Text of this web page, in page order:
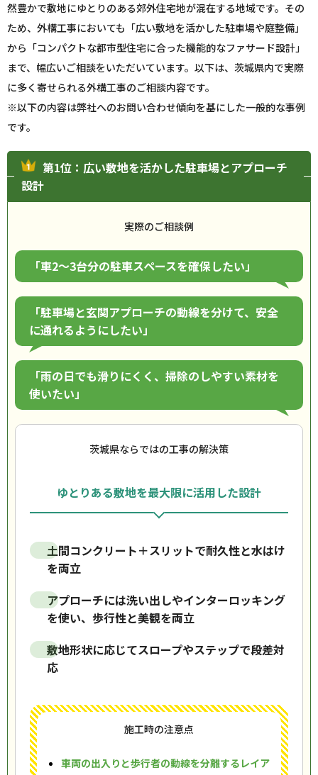
然豊かで敷地にゆとりのある郊外住宅地が混在する地域です。その
ため、外構工事においても「広い敷地を活かした駐車場や庭整備」
から「コンパクトな都市型住宅に合った機能的なファサード設計」
まで、幅広いご相談をいただいています。以下は、茨城県内で実際
に多く寄せられる外構工事のご相談内容です。
※以下の内容は弊社へのお問い合わせ傾向を基にした一般的な事例
です。
第1位：広い敷地を活かした駐車場とアプローチ
設計
実際のご相談例
「車2〜3台分の駐車スペースを確保したい」
「駐車場と玄関アプローチの動線を分けて、安全
に通れるようにしたい」
「雨の日でも滑りにくく、掃除のしやすい素材を
使いたい」
茨城県ならではの工事の解決策
ゆとりある敷地を最大限に活用した設計
土間コンクリート＋スリットで耐久性と水はけ
を両立
アプローチには洗い出しやインターロッキング
を使い、歩行性と美観を両立
敷地形状に応じてスロープやステップで段差対
応
施工時の注意点
車両の出入りと歩行者の動線を分離するレイア